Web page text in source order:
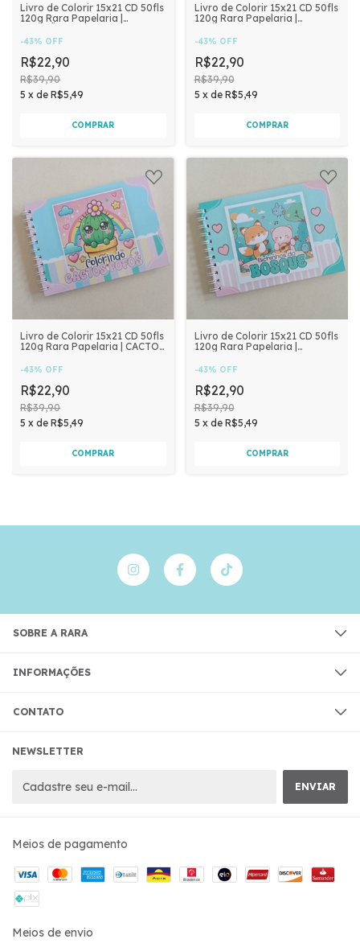
Livro de Colorir 15x21 CD 50fls
120g Rara Papelaria |
-43% OFF
R$22,90
R$39,90
5 x de R$5,49
Livro de Colorir 15x21 CD 50fls
120g Rara Papelaria |
-43% OFF
R$22,90
R$39,90
5 x de R$5,49
Livro de Colorir 15x21 CD 50fls
120g Rara Papelaria | CACTOS
-43% OFF
R$22,90
R$39,90
5 x de R$5,49
Livro de Colorir 15x21 CD 50fls
120g Rara Papelaria |
-43% OFF
R$22,90
R$39,90
5 x de R$5,49
SOBRE A RARA
INFORMAÇÕES
CONTATO
NEWSLETTER
Meios de pagamento
Meios de envio